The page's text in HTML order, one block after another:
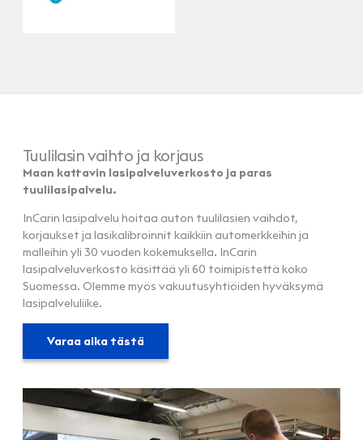
Tuulilasin vaihto ja korjaus
Maan kattavin lasipalveluverkosto ja paras
tuulilasipalvelu.
InCarin lasipalvelu hoitaa auton tuulilasien vaihdot,
korjaukset ja lasikalibroinnit kaikkiin automerkkeihin ja
malleihin yli 30 vuoden kokemuksella. InCarin
lasipalveluverkosto käsittää yli 60 toimipistettä koko
Suomessa. Olemme myös vakuutusyhtiöiden hyväksymä
lasipalveluliike.
Varaa aika tästä